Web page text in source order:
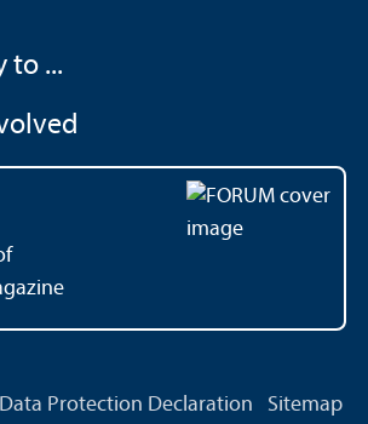
to ...
Data Protection Declaration Sitemap